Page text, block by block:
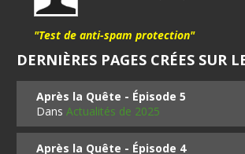
"Test de anti-spam protection"
DERNIÈRES PAGES CRÉES SUR
Après la Quête - Épisode 5
DansActualités de 2025
Après la Quête - Épisode 4